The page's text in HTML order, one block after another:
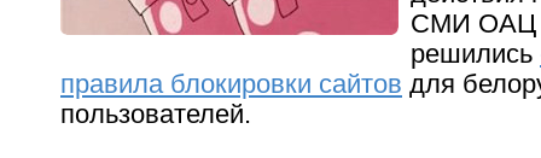
СМИ ОАЦ
решились
правила блокировки сайтов для
пользователей.